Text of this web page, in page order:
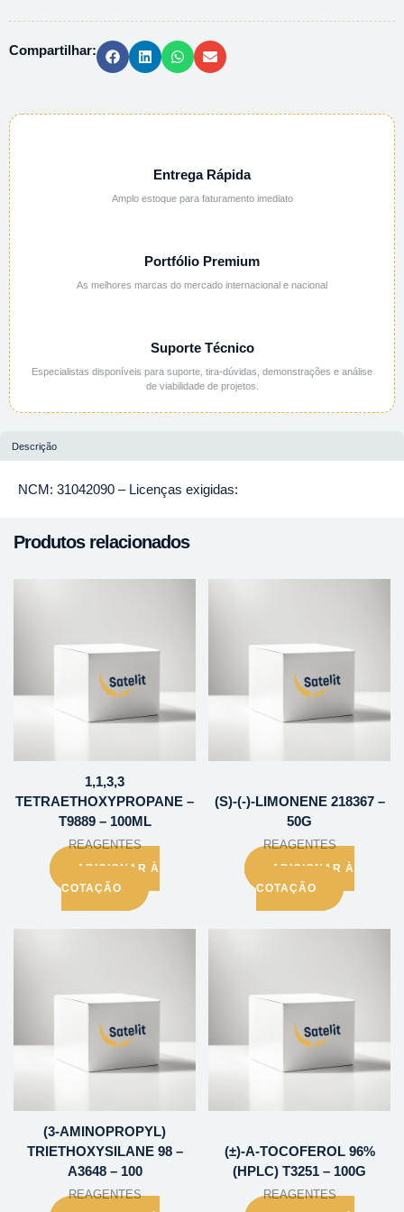
500G
Compartilhar:
Entrega Rápida
Amplo estoque para faturamento imediato
Portfólio Premium
As melhores marcas do mercado internacional e nacional
Suporte Técnico
Especialistas disponíveis para suporte, tira-dúvidas, demonstrações e análise
de viabilidade de projetos.
Descrição
NCM: 31042090 – Licenças exigidas:
Produtos relacionados
1,1,3,3
TETRAETHOXYPROPANE –
T9889 – 100ML
REAGENTES
ADICIONAR À
COTAÇÃO
(S)-(-)-LIMONENE 218367 –
50G
REAGENTES
ADICIONAR À
COTAÇÃO
(3-AMINOPROPYL)
TRIETHOXYSILANE 98 –
A3648 – 100
REAGENTES
(±)-A-TOCOFEROL 96%
(HPLC) T3251 – 100G
REAGENTES